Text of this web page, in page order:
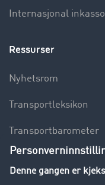
Internasjonal inkasso
Ressurser
Nyhetsrom
Transportleksikon
Transportbarometer
Innsyn i fraktbørsen